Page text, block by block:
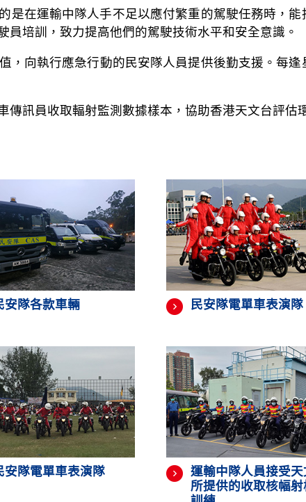
是在運輸中隊人手不足以應付繁重的駕駛任務時，
培訓，致力提高他們的駕駛技術水平和安全意識。
，向執行應急行動的民安隊人員提供後勤支援。每
傳訊員收取輻射監測數據樣本，協助香港天文台評估
安隊各款車輛 民安隊電單車表演隊
安隊電單車表演隊
運輸中隊人員接受天
所提供的收取核幅射